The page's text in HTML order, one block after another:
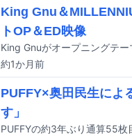
King Gnu＆
トOP＆ED映像
約1か月前
PUFFY×奥田民生によ
す」
PUFFYの約3年ぶり通算55枚